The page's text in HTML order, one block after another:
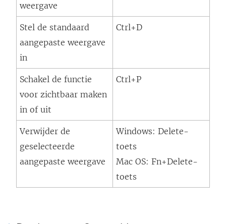
weergave
Stel de standaard
aangepaste weergave
in
Ctrl+D
Schakel de functie
voor zichtbaar maken
in of uit
Ctrl+P
Verwijder de
geselecteerde
aangepaste weergave
Windows: Delete-
toets
Mac OS: Fn+Delete-
toets